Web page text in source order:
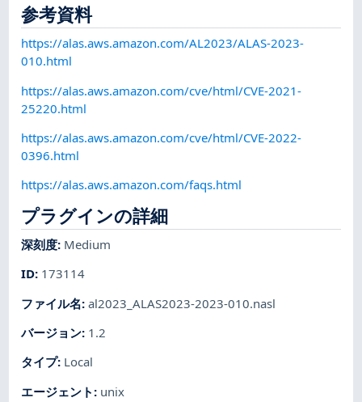
参考資料
https://alas.aws.amazon.com/AL2023/ALAS-2023-
010.html
https://alas.aws.amazon.com/cve/html/CVE-2021-
25220.html
https://alas.aws.amazon.com/cve/html/CVE-2022-
0396.html
https://alas.aws.amazon.com/faqs.html
プラグインの詳細
深刻度: Medium
ID: 173114
ファイル名:al2023_ALAS2023-2023-010.nasl
バージョン: 1.2
タイプ: Local
エージェント : unix